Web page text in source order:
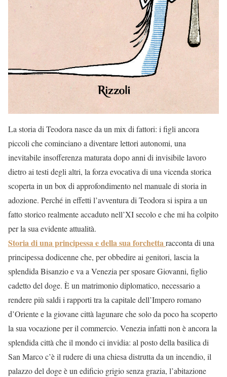
La storia di Teodora nasce da un mix di fattori: i figli ancora
piccoli che cominciano a diventare lettori autonomi, una
inevitabile insofferenza maturata dopo anni di invisibile lavoro
dietro ai testi degli altri, la forza evocativa di una vicenda storica
scoperta in un box di approfondimento nel manuale di storia in
adozione. Perché in effetti l’avventura di Teodora si ispira a un
fatto storico realmente accaduto nell’XI secolo e che mi ha colpito
per la sua evidente attualità.
Storia di una principessa e della sua forchettaracconta di una
principessa dodicenne che, per obbedire ai genitori, lascia la
splendida Bisanzio e va a Venezia per sposare Giovanni, figlio
cadetto del doge. È un matrimonio diplomatico, necessario a
rendere più saldi i rapporti tra la capitale dell’Impero romano
d’Oriente e la giovane città lagunare che solo da poco ha scoperto
la sua vocazione per il commercio. Venezia infatti non è ancora la
splendida città che il mondo ci invidia: al posto della basilica di
San Marco c’è il rudere di una chiesa distrutta da un incendio, il
palazzo del doge è un edificio grigio senza grazia, l’abitazione